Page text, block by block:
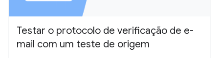
Testar o protocolo de verificação de e-
mail com um teste de origem